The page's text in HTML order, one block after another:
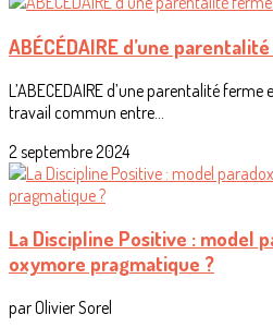
ABÉCÉDAIRE d’une
L’ABECEDAIRE d’une parentalité
travail commun entre...
2 septembre 2024
La Discipline Positive : model
oxymore pragmatique ?
par Olivier Sorel